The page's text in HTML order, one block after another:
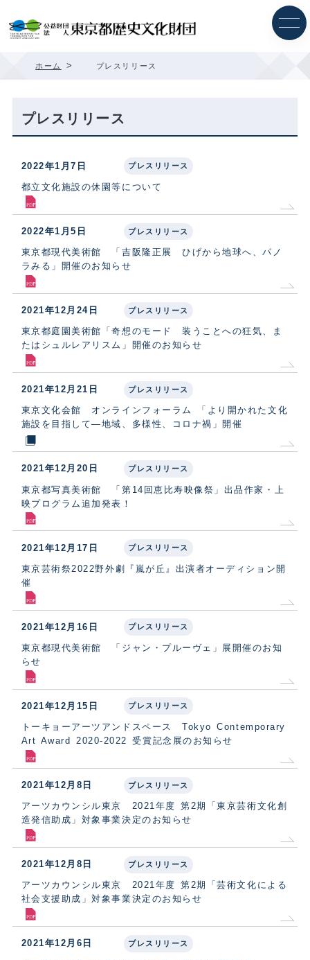
ホーム > プレスリリース
プレスリリース
2022年1月7日 プレスリリース
都立文化施設の休園等について
2022年1月5日 プレスリリース
東京都現代美術館 「吉阪隆正展 ひげから地球へ、パノ
ラみる」開催のお知らせ
2021年12月24日 プレスリリース
東京都庭園美術館「奇想のモード 装うことへの狂気、ま
たはシュルレアリスム」開催のお知らせ
2021年12月21日 プレスリリース
東京文化会館 オンラインフォーラム 「より開かれた文化
施設を目指して―地域、多様性、コロナ禍」開催
2021年12月20日 プレスリリース
東京都写真美術館 「第14回恵比寿映像祭」出品作家・上
映プログラム追加発表！
2021年12月17日 プレスリリース
東京芸術祭2022野外劇『嵐が丘』出演者オーディション開
催
2021年12月16日 プレスリリース
東京都現代美術館 「ジャン・プルーヴェ」展開催のお知
らせ
2021年12月15日 プレスリリース
トーキョーアーツアンドスペース Tokyo Contemporary
Art Award 2020-2022 受賞記念展のお知らせ
2021年12月8日 プレスリリース
アーツカウンシル東京 2021年度 第2期「東京芸術文化創
造発信助成」対象事業決定のお知らせ
2021年12月8日 プレスリリース
アーツカウンシル東京 2021年度 第2期「芸術文化による
社会支援助成」対象事業決定のお知らせ
2021年12月6日 プレスリリース